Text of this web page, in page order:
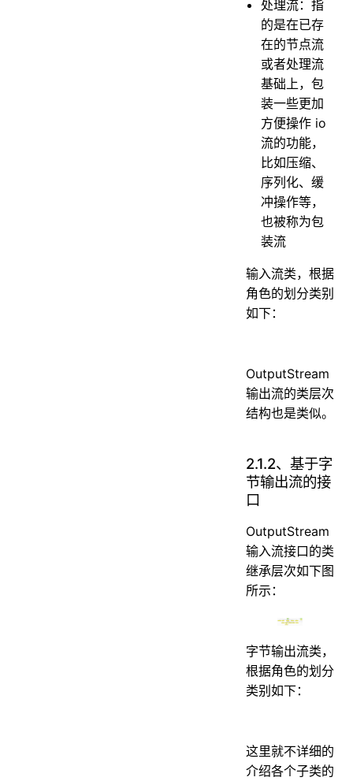
处理流：指
的是在已存
在的节点流
或者处理流
基础上，包
装一些更加
方便操作 io
流的功能，
比如压缩、
序列化、缓
冲操作等，
也被称为包
装流
输入流类，根据
角色的划分类别
如下：
OutputStream
输出流的类层次
结构也是类似。
2.1.2、基于字
节输出流的接
口
OutputStream
输入流接口的类
继承层次如下图
所示：
字节输出流类，
根据角色的划分
类别如下：
这里就不详细的
介绍各个子类的